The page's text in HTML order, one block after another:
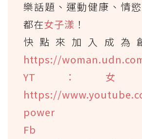
樂話題、運動健康、情
都在女子漾 ！
快點來加入成為
https://
YT：女
https://
power
Fb